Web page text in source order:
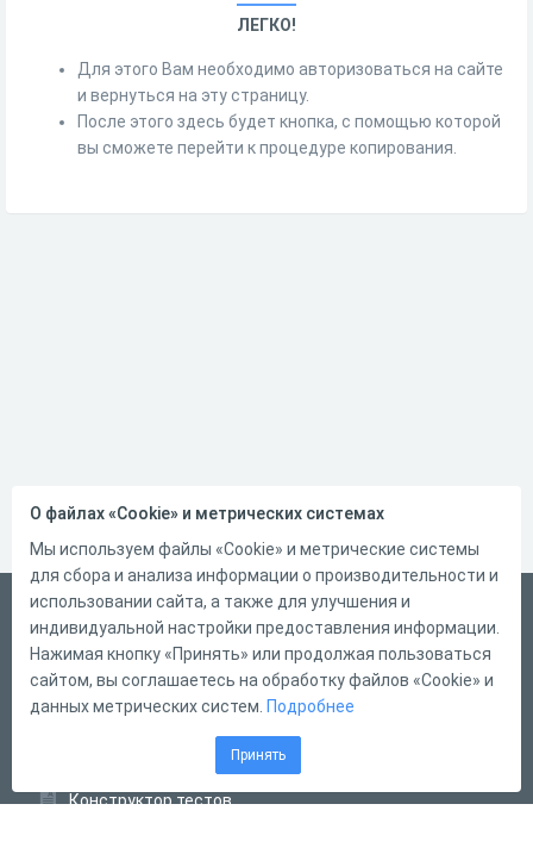
ЛЕГКО!
Для этого Вам необходимо авторизоваться на сайте
и вернуться на эту страницу.
После этого здесь будет кнопка, с помощью которой
вы сможете перейти к процедуре копирования.
Русский
Справка
Форма обратной связи
Конструктор тестов
О файлах «Cookie» и метрических системах
Мы используем файлы «Cookie» и метрические системы
для сбора и анализа информации о производительности и
использовании сайта, а также для улучшения и
индивидуальной настройки предоставления информации.
Нажимая кнопку «Принять» или продолжая пользоваться
сайтом, вы соглашаетесь на обработку файлов «Cookie» и
данных метрических систем. Подробнее
Принять